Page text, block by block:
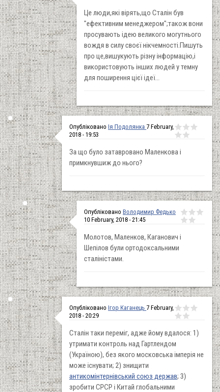
Це люди,які вірять,що Сталін був
"ефективним менеджером";також вони
просувають ідею великого могутнього
вождя в силу своєї нікчемності.Пишуть
про це,вишукують різну інформацію,і
використовують інших людей у темну
для поширення цієї ідеї...
Опубліковано Ія Подолянка 7 February,
2018 - 19:53
За що було затавровано Маленкова і
примкнувшиж до нього?
Опубліковано Володимир Федько
10 February, 2018 - 21:45
Молотов, Маленков, Каганович і
Шепілов були ортодоксальними
сталіністами.
Опубліковано Ігор Каганець 7 February,
2018 - 20:29
Сталін таки переміг, адже йому вдалося: 1)
утримати контроль над Гартлендом
(Україною), без якого московська імперія не
може існувати; 2) знищити
антикомінтернівський союз держав; 3)
зробити СРСР і Китай глобальними